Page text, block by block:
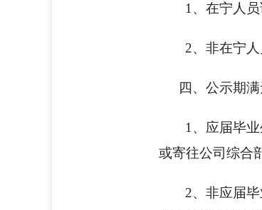
1、在宁人
2、非在宁
四、公示期
1、应届毕
或寄往公司综合
2、非应届